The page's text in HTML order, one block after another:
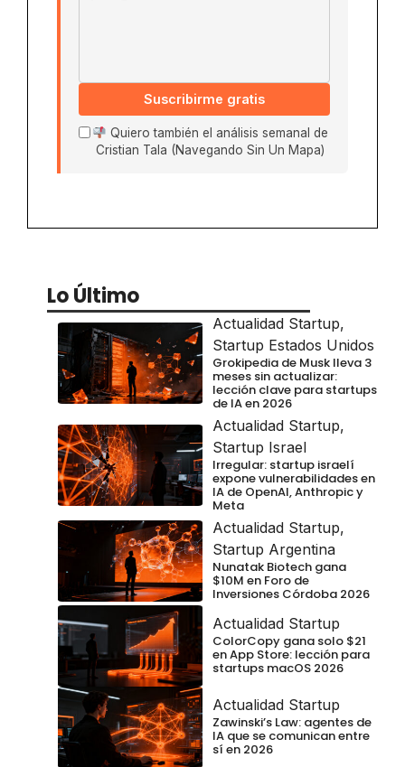
Suscribirme gratis
Quiero también el análisis semanal de
Cristian Tala (Navegando Sin Un Mapa)
Lo Último
Actualidad Startup,
Startup Estados Unidos
Grokipedia de Musk lleva 3
meses sin actualizar:
lección clave para startups
de IA en 2026
Actualidad Startup,
Startup Israel
Irregular: startup israelí
expone vulnerabilidades en
IA de OpenAI, Anthropic y
Meta
Actualidad Startup,
Startup Argentina
Nunatak Biotech gana
$10M en Foro de
Inversiones Córdoba 2026
Actualidad Startup
ColorCopy gana solo $21
en App Store: lección para
startups macOS 2026
Actualidad Startup
Zawinski’s Law: agentes de
IA que se comunican entre
sí en 2026